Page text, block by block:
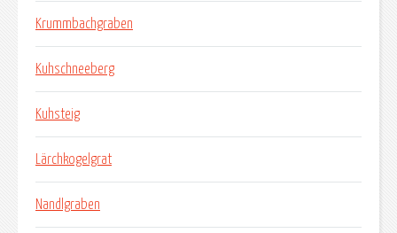
Krummbachgraben
Kuhschneeberg
Kuhsteig
Lärchkogelgrat
Nandlgraben